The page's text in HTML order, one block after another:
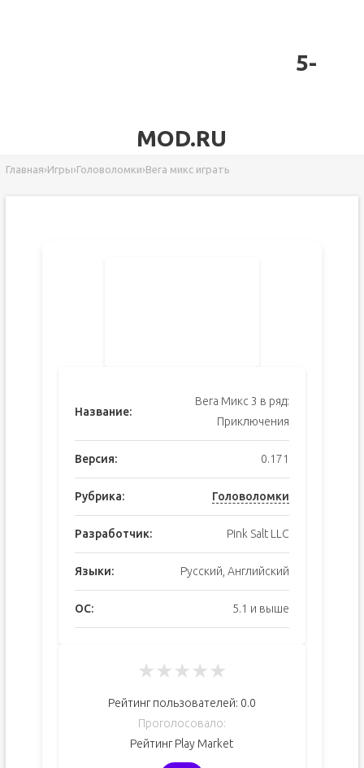
5-
MOD.RU
Главная›Игры›Головоломки›Вега микс играть
Название:
Вега Микc 3 в ряд:
Приключения
Версия: 0.171
Рубрика: Головоломки
Разработчик: Pink Salt LLC
Языки: Русский, Английский
ОС: 5.1 и выше
★★★★★
Рейтинг пользователей: 0.0
Проголосовало:
Рейтинг Play Market